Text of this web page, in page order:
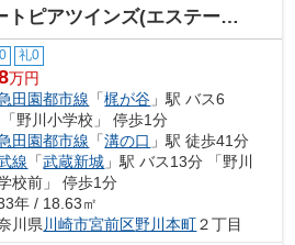
アツインズ(エステートピアツインズ)
礼0
万円
田園都市線 「梶が谷 」駅 バス6
野川小学校」 停歩1分
田園都市線 「溝の口 」駅 徒歩41分
線 「武蔵新城 」駅 バス13分 「野川
校前」 停歩1分
年 / 18.63㎡
川県 川崎市宮前区野川本町２丁目